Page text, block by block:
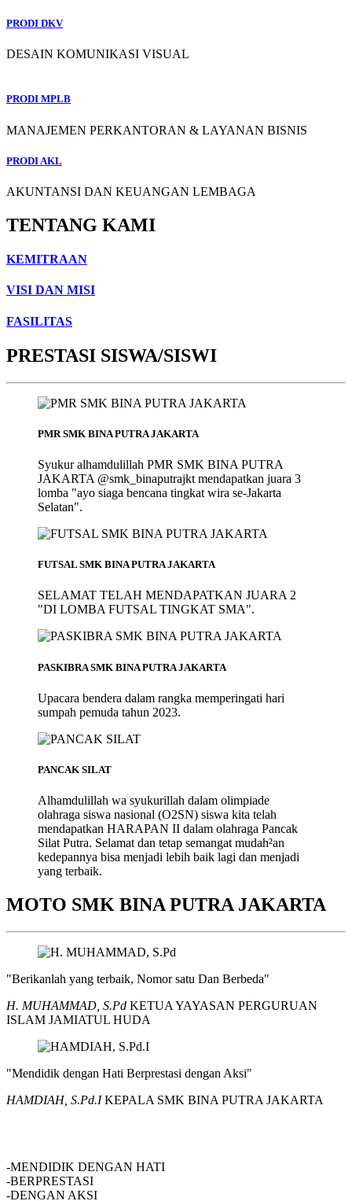
PRODI DKV
DESAIN KOMUNIKASI VISUAL
PRODI MPLB
MANAJEMEN PERKANTORAN & LAYANAN BISNIS
PRODI AKL
AKUNTANSI DAN KEUANGAN LEMBAGA
TENTANG KAMI
KEMITRAAN
VISI DAN MISI
FASILITAS
PRESTASI SISWA/SISWI
PMR SMK BINA PUTRA JAKARTA
Syukur alhamdulillah PMR SMK BINA PUTRA
JAKARTA @smk_binaputrajkt mendapatkan juara 3
lomba "ayo siaga bencana tingkat wira se-Jakarta
Selatan".
FUTSAL SMK BINA PUTRA JAKARTA
SELAMAT TELAH MENDAPATKAN JUARA 2
"DI LOMBA FUTSAL TINGKAT SMA".
PASKIBRA SMK BINA PUTRA JAKARTA
Upacara bendera dalam rangka memperingati hari
sumpah pemuda tahun 2023.
PANCAK SILAT
Alhamdulillah wa syukurillah dalam olimpiade
olahraga siswa nasional (O2SN) siswa kita telah
mendapatkan HARAPAN II dalam olahraga Pancak
Silat Putra. Selamat dan tetap semangat mudah²an
kedepannya bisa menjadi lebih baik lagi dan menjadi
yang terbaik.
MOTO SMK BINA PUTRA JAKARTA
"Berikanlah yang terbaik, Nomor satu Dan Berbeda"
H. MUHAMMAD, S.Pd KETUA YAYASAN PERGURUAN
ISLAM JAMIATUL HUDA
"Mendidik dengan Hati Berprestasi dengan Aksi"
HAMDIAH, S.Pd.IKEPALA SMK BINA PUTRA JAKARTA
-MENDIDIK DENGAN HATI
-BERPRESTASI
-DENGAN AKSI